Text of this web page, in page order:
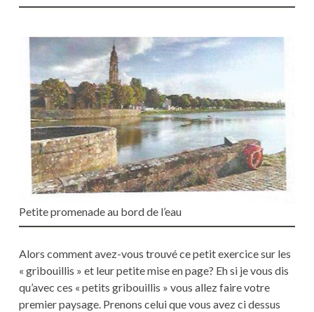
Petite promenade au bord de l’eau
Alors comment avez-vous trouvé ce petit exercice sur les
« gribouillis » et leur petite mise en page? Eh si je vous dis
qu’avec ces « petits gribouillis » vous allez faire votre
premier paysage. Prenons celui que vous avez ci dessus